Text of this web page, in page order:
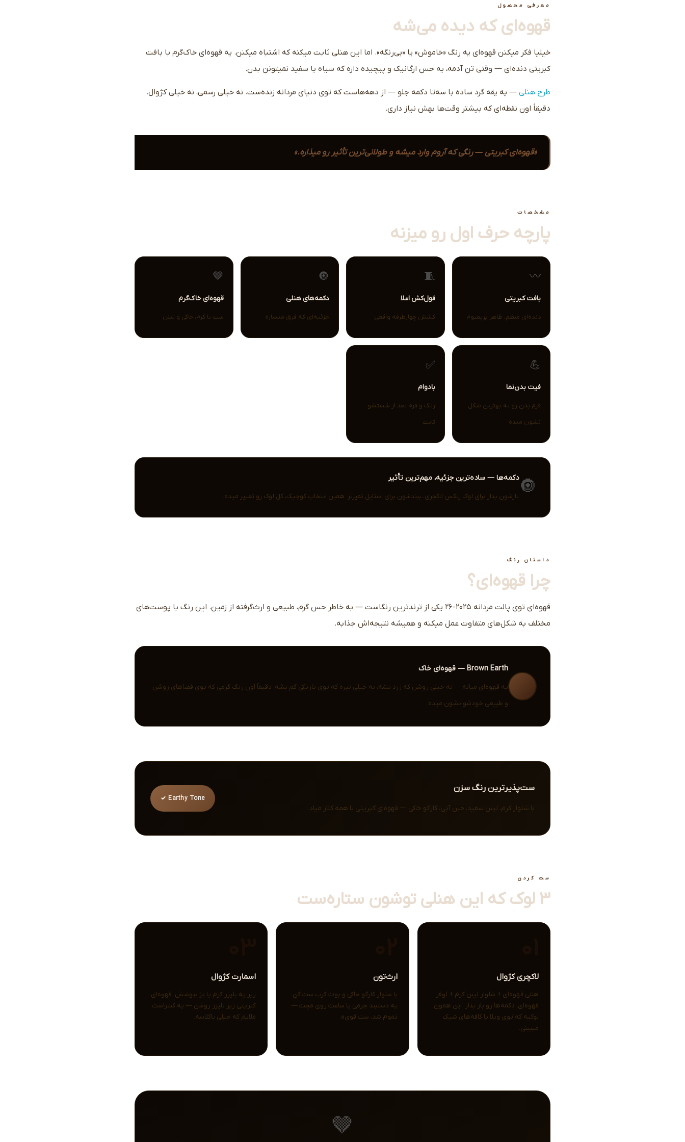
معرفی محصول
قهوه‌ای که دیده می‌شه
خیلیا فکر میکنن قهوه‌ای یه رنگ «خاموش» یا «بی‌رنگه». اما این هنلی ثابت میکنه که اشتباه میکنن. یه قهوه‌ای خاک‌گرم با بافت
کبریتی دنده‌ای — وقتی تن آدمه، یه حس ارگانیک و پیچیده داره که سیاه یا سفید نمیتونن بدن.
طرح هنلی — یه یقه گرد ساده با سه‌تا دکمه جلو — از دهه‌هاست که توی دنیای مردانه زنده‌ست. نه خیلی رسمی، نه خیلی کژوال.
دقیقاً اون نقطه‌ای که بیشتر وقت‌ها بهش نیاز داری.
«قهوه‌ای کبریتی — رنگی که آروم وارد میشه و طولانی‌ترین تأثیر رو میذاره.»
مشخصات
پارچه حرف اول رو میزنه
〰️
بافت کبریتی
دنده‌ای منظم، ظاهر پریمیوم
🧵
فول‌کش اعلا
کشش چهارطرفه واقعی
🔘
دکمه‌های هنلی
جزئیه‌ای که فرق میسازه
🤎
قهوه‌ای خاک‌گرم
ست با کرم، خاکی و لینن
💪
فیت بدن‌نما
فرم بدن رو به بهترین شکل
نشون میده
✅
بادوام
رنگ و فرم بعد از شستشو
ثابت
🔘دکمه‌ها — ساده‌ترین جزئیه، مهم‌ترین تأثیر
بازشون بذار برای لوک رلکس لاکچری، ببندشون برای استایل تمیزتر. همین انتخاب کوچیک، کل لوک رو تغییر میده.
داستان رنگ
چرا قهوه‌ای؟
قهوه‌ای توی پالت مردانه ۲۰۲۵-۲۶ یکی از ترند‌ترین رنگاست — به خاطر حس گرم، طبیعی و ارث‌گرفته از زمین. این رنگ با پوست‌های
مختلف به شکل‌های متفاوت عمل میکنه و همیشه نتیجه‌اش جذابه.
Brown Earth — قهوه‌ای خاک
یه قهوه‌ای میانه — نه خیلی روشن که زرد بشه، نه خیلی تیره که توی تاریکی گم بشه. دقیقاً اون رنگ گرمی که توی فضاهای روشن
و طبیعی خودشو نشون میده.
ست‌پذیرترین رنگ سزن
با شلوار کرم، لینن سفید، جین آبی، کارگو خاکی — قهوه‌ای کبریتی با همه کنار میاد.
Earthy Tone ✓
ست کردن
۳ لوک که این هنلی توشون ستاره‌ست
لاکچری کژوال
هنلی قهوه‌ای + شلوار لینن کرم + لوفر
قهوه‌ای. دکمه‌ها رو باز بذار. این همون
لوکیه که توی ویلا یا کافه‌های شیک
میبینی.
ارث‌تون
با شلوار کارگو خاکی و بوت کرپ ست کن.
یه دستبند چرمی یا ساعت رو‌ی مچت —
تموم شد، ست قوی‌ه.
اسمارت کژوال
زیر یه بلیزر کرم یا بژ بپوشش. قهوه‌ای
کبریتی زیر بلیزر روشن — یه کنتراست
ملایم که خیلی باکلاسه.
🤎